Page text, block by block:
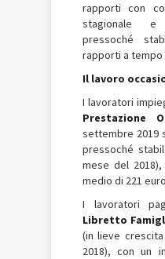
rapporti con
stagionale e
pressoché
rapporti a
Il lavoro
I lavoratori
Prestazione
settembre 2019
pressoché
mese del
medio di 221
I lavoratori
Libretto
(in lieve
2018), con un